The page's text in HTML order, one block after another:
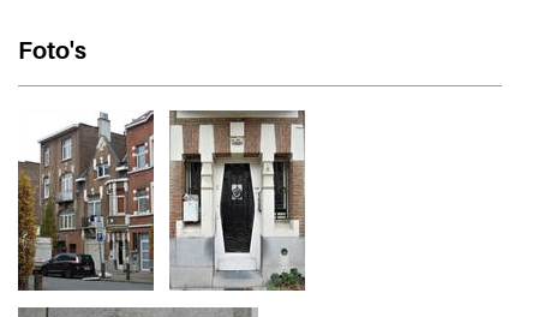
Foto's